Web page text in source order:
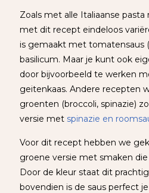
Zoals met alle Italiaanse
met dit recept eindeloos
is gemaakt met tomatensaus
basilicum. Maar je kunt ook
door bijvoorbeeld te werken
geitenkaas. Andere recepten
groenten (broccoli, spinazie)
versie met spinazie en
Voor dit recept hebben we
groene versie met smaken
Door de kleur staat dit
bovendien is de saus perfect